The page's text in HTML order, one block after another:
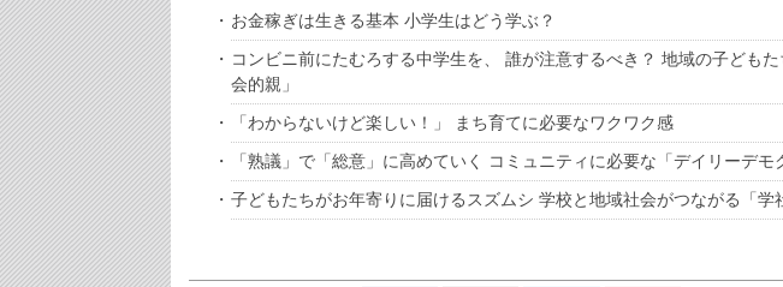
お金稼ぎは生きる基本 小学生はどう学ぶ？
コンビニ前にたむろする中学生を、 誰が注意するべき？ 地域の子ども
会的親」
「わからないけど楽しい！」 まち育てに必要なワクワク感
「熟議」で「総意」に高めていく コミュニティに必要な「デイリーデモ
子どもたちがお年寄りに届けるスズムシ 学校と地域社会がつながる「学